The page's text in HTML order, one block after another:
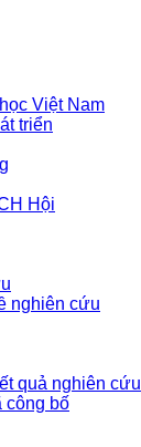
Việt Nam
triển
Hội
nghiên cứu
quả nghiên cứu
công bố